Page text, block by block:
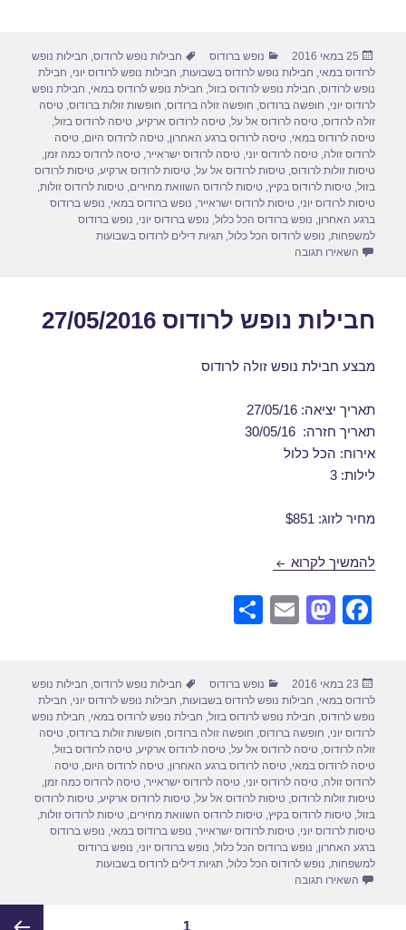
e
b
o
o
k
o
d
o
n
e
פורסם
בתאריך
25 במאי 2016 קטגוריות
נופש ברודוס תגיות
חבילות נופש לרודוס חבילות נופש
לרודוס במאי חבילות נופש לרודוס בשבועות חבילות נופש לרודוס יוני חבילת
נופש לרודוס חבילת נופש לרודוס בזול חבילת נופש לרודוס במאי חבילת נופש
לרודוס יוני חופשה ברודוס חופשה זולה ברודוס חופשות זולות ברודוס ,טיסה
זולה לרודוס ,טיסה לרודוס אל על ,טיסה לרודוס ארקיע ,טיסה לרודוס בזול
טיסה לרודוס במאי ,טיסה לרודוס ברגע האחרון ,טיסה לרודוס היום ,טיסה
לרודוס זולה ,טיסה לרודוס יוני ,טיסה לרודוס ישראייר ,טיסה לרודוס כמה זמן
טיסות זולות לרודוס ,טיסות לרודוס אל על ,טיסות לרודוס ארקיע ,טיסות לרודוס
בזול ,טיסות לרודוס בקיץ ,טיסות לרודוס השוואת מחירים ,טיסות לרודוס זולות
טיסות לרודוס יוני ,טיסות לרודוס ישראייר נופש ברודוס במאי נופש ברודוס
ברגע האחרון נופש ברודוס הכל כלול נופש ברודוס יוני נופש ברודוס
למשפחות נופש לרודוס הכל כלול ,תגיות דילים לרודוס בשבועות
השאירו תגובה
חבילות נופש לרודוס 27/05/2016
מבצע חבילת נופש זולה לרודוס
תאריך יציאה: 27/05/16
תאריך חזרה: 30/05/16
אירוח: הכל כלול
לילות: 3
מחיר לזוג: $851
להמשיך לקרוא חבילות נופש לרודוס 27/05/2016
F
e
b
o
o
k
M
o
d
o
n
E
e
פורסם
בתאריך
23 במאי 2016 קטגוריות
נופש ברודוס תגיות
חבילות נופש לרודוס, חבילות נופש
לרודוס במאי, חבילות נופש לרודוס בשבועות, חבילות נופש לרודוס יוני, חבילת
נופש לרודוס, חבילת נופש לרודוס בזול, חבילת נופש לרודוס במאי, חבילת נופש
לרודוס יוני, חופשה ברודוס, חופשה זולה ברודוס, חופשות זולות ברודוס,טיסה
זולה לרודוס,טיסה לרודוס אל על,טיסה לרודוס ארקיע,טיסה לרודוס בזול,
טיסה לרודוס במאי,טיסה לרודוס ברגע האחרון,טיסה לרודוס היום,טיסה
לרודוס זולה,טיסה לרודוס יוני,טיסה לרודוס ישראייר,טיסה לרודוס כמה זמן,
טיסות זולות לרודוס,טיסות לרודוס אל על,טיסות לרודוס ארקיע,טיסות לרודוס
בזול,טיסות לרודוס בקיץ,טיסות לרודוס השוואת מחירים,טיסות לרודוס זולות,
טיסות לרודוס יוני,טיסות לרודוס ישראייר, נופש ברודוס במאי, נופש ברודוס
ברגע האחרון, נופש ברודוס הכל כלול, נופש ברודוס יוני, נופש ברודוס
למשפחות, נופש לרודוס הכל כלול,תגיות דילים לרודוס בשבועות
השאירו תגובה
עמוד1